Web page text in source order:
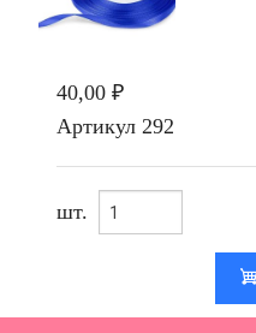
40,00 ₽
Артикул 292
шт.